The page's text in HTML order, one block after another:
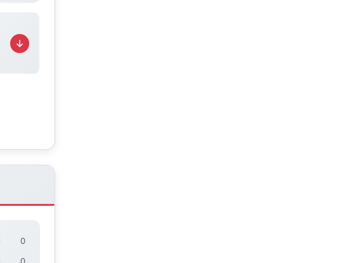
0
0